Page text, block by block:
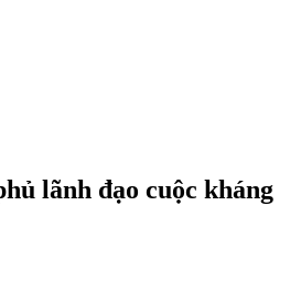
lãnh đạo cuộc kháng